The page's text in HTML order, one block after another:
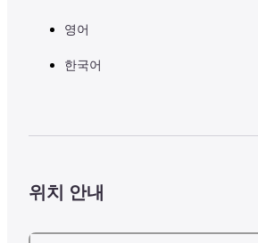
영어
한국어
위치 안내